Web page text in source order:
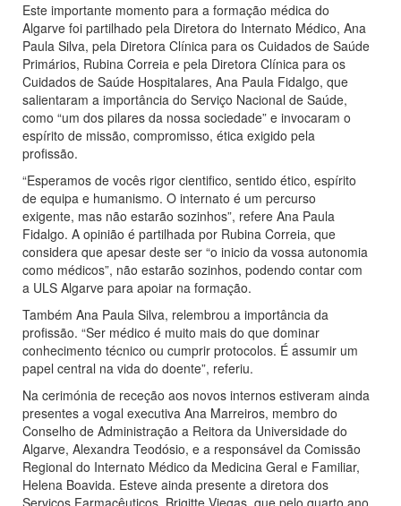
Este importante momento para a formação médica do
Algarve foi partilhado pela Diretora do Internato Médico, Ana
Paula Silva, pela Diretora Clínica para os Cuidados de Saúde
Primários, Rubina Correia e pela Diretora Clínica para os
Cuidados de Saúde Hospitalares, Ana Paula Fidalgo, que
salientaram a importância do Serviço Nacional de Saúde,
como “um dos pilares da nossa sociedade” e invocaram o
espírito de missão, compromisso, ética exigido pela
profissão.
“Esperamos de vocês rigor cientifico, sentido ético, espírito
de equipa e humanismo. O internato é um percurso
exigente, mas não estarão sozinhos”, refere Ana Paula
Fidalgo. A opinião é partilhada por Rubina Correia, que
considera que apesar deste ser “o inicio da vossa autonomia
como médicos”, não estarão sozinhos, podendo contar com
a ULS Algarve para apoiar na formação.
Também Ana Paula Silva, relembrou a importância da
profissão. “Ser médico é muito mais do que dominar
conhecimento técnico ou cumprir protocolos. É assumir um
papel central na vida do doente”, referiu.
Na cerimónia de receção aos novos internos estiveram ainda
presentes a vogal executiva Ana Marreiros, membro do
Conselho de Administração a Reitora da Universidade do
Algarve, Alexandra Teodósio, e a responsável da Comissão
Regional do Internato Médico da Medicina Geral e Familiar,
Helena Boavida. Esteve ainda presente a diretora dos